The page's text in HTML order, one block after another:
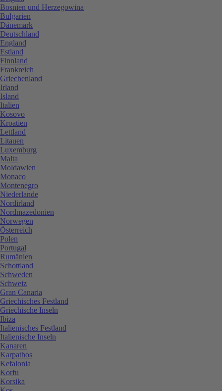
Bosnien und Herzegowina
Bulgarien
Dänemark
Deutschland
England
Estland
Finnland
Frankreich
Griechenland
Irland
Island
Italien
Kosovo
Kroatien
Lettland
Litauen
Luxemburg
Malta
Moldawien
Monaco
Montenegro
Niederlande
Nordirland
Nordmazedonien
Norwegen
Österreich
Polen
Portugal
Rumänien
Schottland
Schweden
Schweiz
Gran Canaria
Griechisches Festland
Griechische Inseln
Ibiza
Italienisches Festland
Italienische Inseln
Kanaren
Karpathos
Kefalonia
Korfu
Korsika